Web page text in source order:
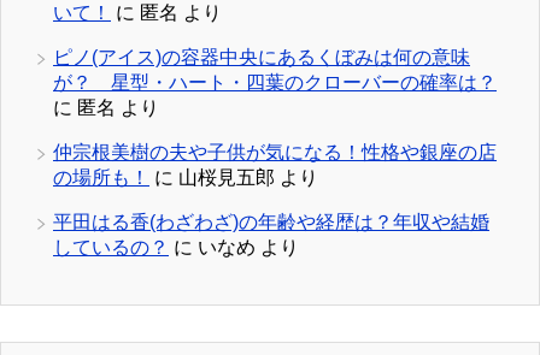
いて！
に 匿名 より
ピノ(アイス)の容器中央にあるくぼみは何の意味
が？ 星型・ハート・四葉のクローバーの確率は？
に 匿名 より
仲宗根美樹の夫や子供が気になる！性格や銀座の店
の場所も！
に 山桜見五郎 より
平田はる香(わざわざ)の年齢や経歴は？年収や結婚
しているの？ に いなめ より